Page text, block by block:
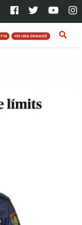
T'HI FES UNA DONACIÓ